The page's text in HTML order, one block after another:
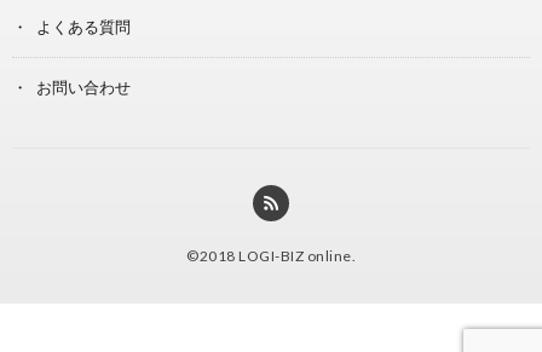
よくある質問
お問い合わせ
©2018 LOGI-BIZ online